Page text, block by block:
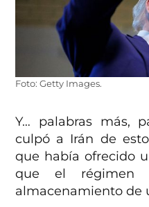
Foto: Getty Images.
Y… palabras más,
culpó a Irán de
que había ofrecido
que el régimen
almacenamiento de